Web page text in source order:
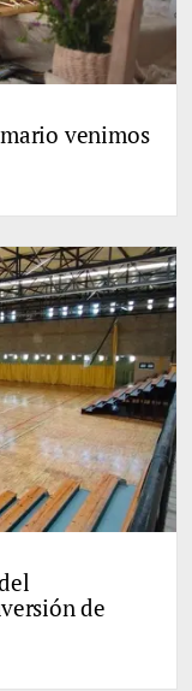
venimos
de